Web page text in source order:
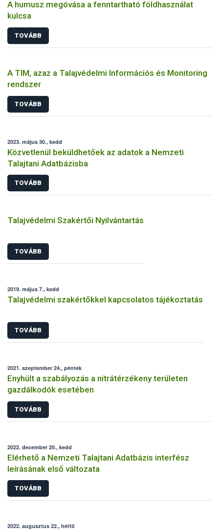
A humusz megóvása a fenntartható földhasználat
kulcsa
TOVÁBB
A TIM, azaz a Talajvédelmi Információs és Monitoring
rendszer
TOVÁBB
2023. május 30., kedd
Közvetlenül beküldhetőek az adatok a Nemzeti
Talajtani Adatbázisba
TOVÁBB
Talajvédelmi Szakértői Nyilvántartás
TOVÁBB
2019. május 7., kedd
Talajvédelmi szakértőkkel kapcsolatos tájékoztatás
TOVÁBB
2021. szeptember 24., péntek
Enyhült a szabályozás a nitrátérzékeny területen
gazdálkodók esetében
TOVÁBB
2022. december 20., kedd
Elérhető a Nemzeti Talajtani Adatbázis interfész
leírásának első változata
TOVÁBB
2022. augusztus 22., hétfő